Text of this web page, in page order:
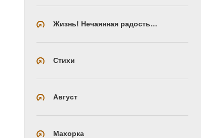
Жизнь! Нечаянная радость…
Стихи
Август
Махорка